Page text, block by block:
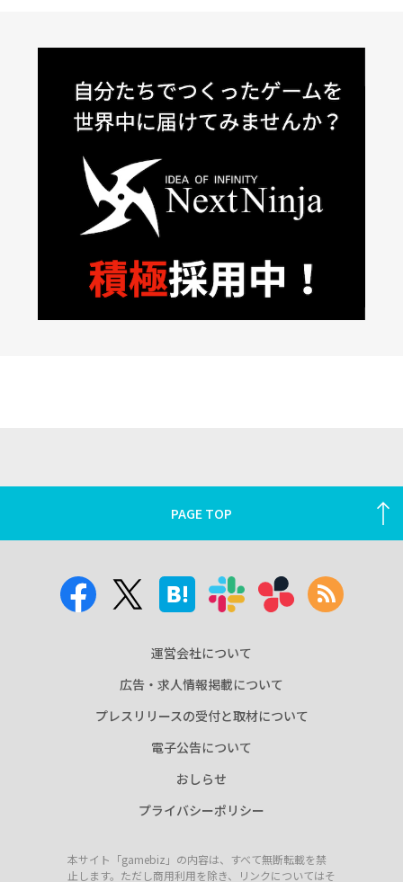
PAGE TOP
運営会社について
広告・求人情報掲載について
プレスリリースの受付と取材について
電子公告について
おしらせ
プライバシーポリシー
本サイト「gamebiz」の内容は、すべて無断転載を禁
止します。ただし商用利用を除き、リンクについてはそ